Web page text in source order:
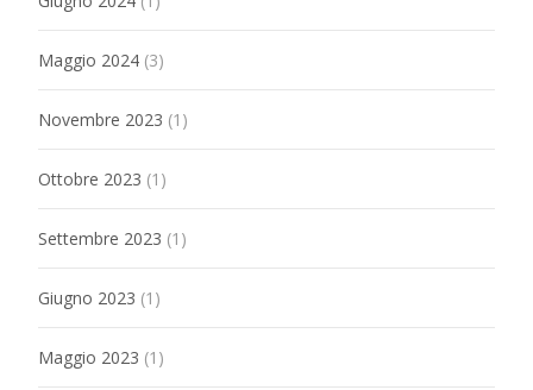
Maggio 2024 (3)
Novembre 2023 (1)
Ottobre 2023 (1)
Settembre 2023 (1)
Giugno 2023 (1)
Maggio 2023 (1)